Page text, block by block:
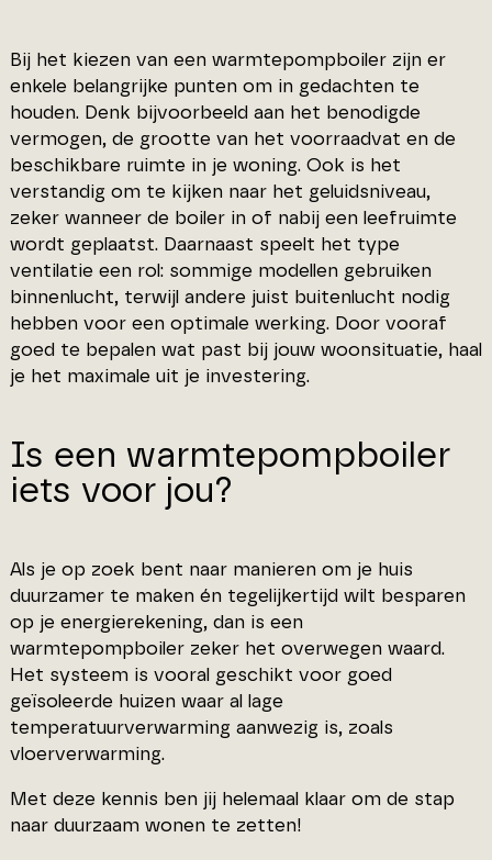
Bij het kiezen van een warmtepompboiler zijn er
enkele belangrijke punten om in gedachten te
houden. Denk bijvoorbeeld aan het benodigde
vermogen, de grootte van het voorraadvat en de
beschikbare ruimte in je woning. Ook is het
verstandig om te kijken naar het geluidsniveau,
zeker wanneer de boiler in of nabij een leefruimte
wordt geplaatst. Daarnaast speelt het type
ventilatie een rol: sommige modellen gebruiken
binnenlucht, terwijl andere juist buitenlucht nodig
hebben voor een optimale werking. Door vooraf
goed te bepalen wat past bij jouw woonsituatie, haal
je het maximale uit je investering.
Is een warmtepompboiler
iets voor jou?
Als je op zoek bent naar manieren om je huis
duurzamer te maken én tegelijkertijd wilt besparen
op je energierekening, dan is een
warmtepompboiler zeker het overwegen waard.
Het systeem is vooral geschikt voor goed
geïsoleerde huizen waar al lage
temperatuurverwarming aanwezig is, zoals
vloerverwarming.
Met deze kennis ben jij helemaal klaar om de stap
naar duurzaam wonen te zetten!